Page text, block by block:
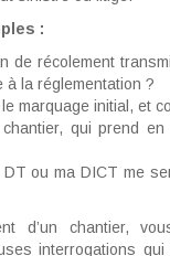
:
de récolement
à la réglementation ?
marquage initial, et
qui prend
ou ma DICT me
d’un chantier,
interrogations